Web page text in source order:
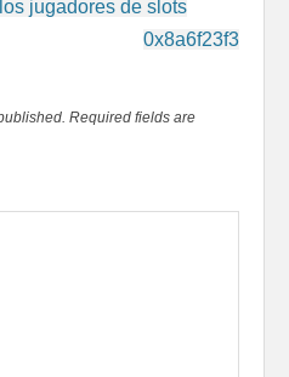
jugadores de slots
0x8a6f23f3
Required fields are